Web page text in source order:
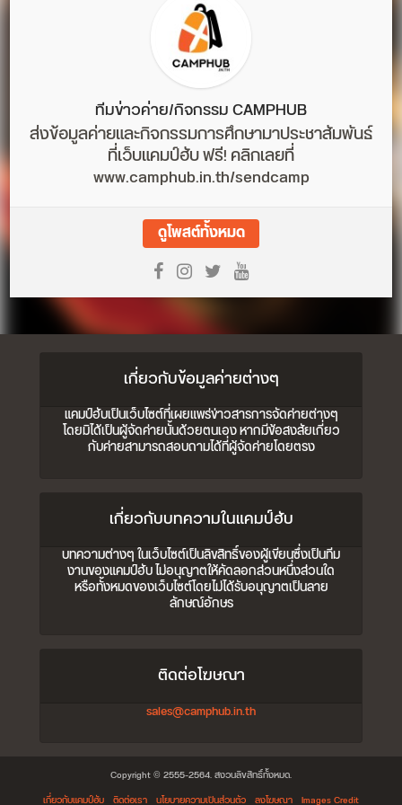
ทีมข่าวค่าย/กิจกรรม CAMPHUB
ส่งข้อมูลค่ายและกิจกรรมการศึกษามาประชาสัมพันธ์
ที่เว็บแคมป์ฮับ ฟรี! คลิกเลยที่
www.camphub.in.th/sendcamp
ดูโพสต์ทั้งหมด
เกี่ยวกับข้อมูลค่ายต่างๆ
แคมป์ฮับเป็นเว็บไซต์ที่เผยแพร่ข่าวสารการจัดค่ายต่างๆ
โดยมิได้เป็นผู้จัดค่ายนั้นด้วยตนเอง หากมีข้อสงสัยเกี่ยว
กับค่ายสามารถสอบถามได้ที่ผู้จัดค่ายโดยตรง
เกี่ยวกับบทความในแคมป์ฮับ
บทความต่างๆ ในเว็บไซต์เป็นลิขสิทธิ์ของผู้เขียนซึ่งเป็นทีม
งานของแคมป์ฮับ ไม่อนุญาตให้คัดลอกส่วนหนึ่งส่วนใด
หรือทั้งหมดของเว็บไซต์โดยไม่ได้รับอนุญาตเป็นลาย
ลักษณ์อักษร
ติดต่อโฆษณา
sales@camphub.in.th
Copyright © 2555-2564. สงวนลิขสิทธิ์ทั้งหมด.
เกี่ยวกับแคมป์ฮับ ติดต่อเรา นโยบายความเป็นส่วนตัว ลงโฆษณา Images Credit